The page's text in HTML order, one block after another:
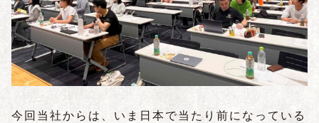
今回当社からは、いま日本で当たり前になっている